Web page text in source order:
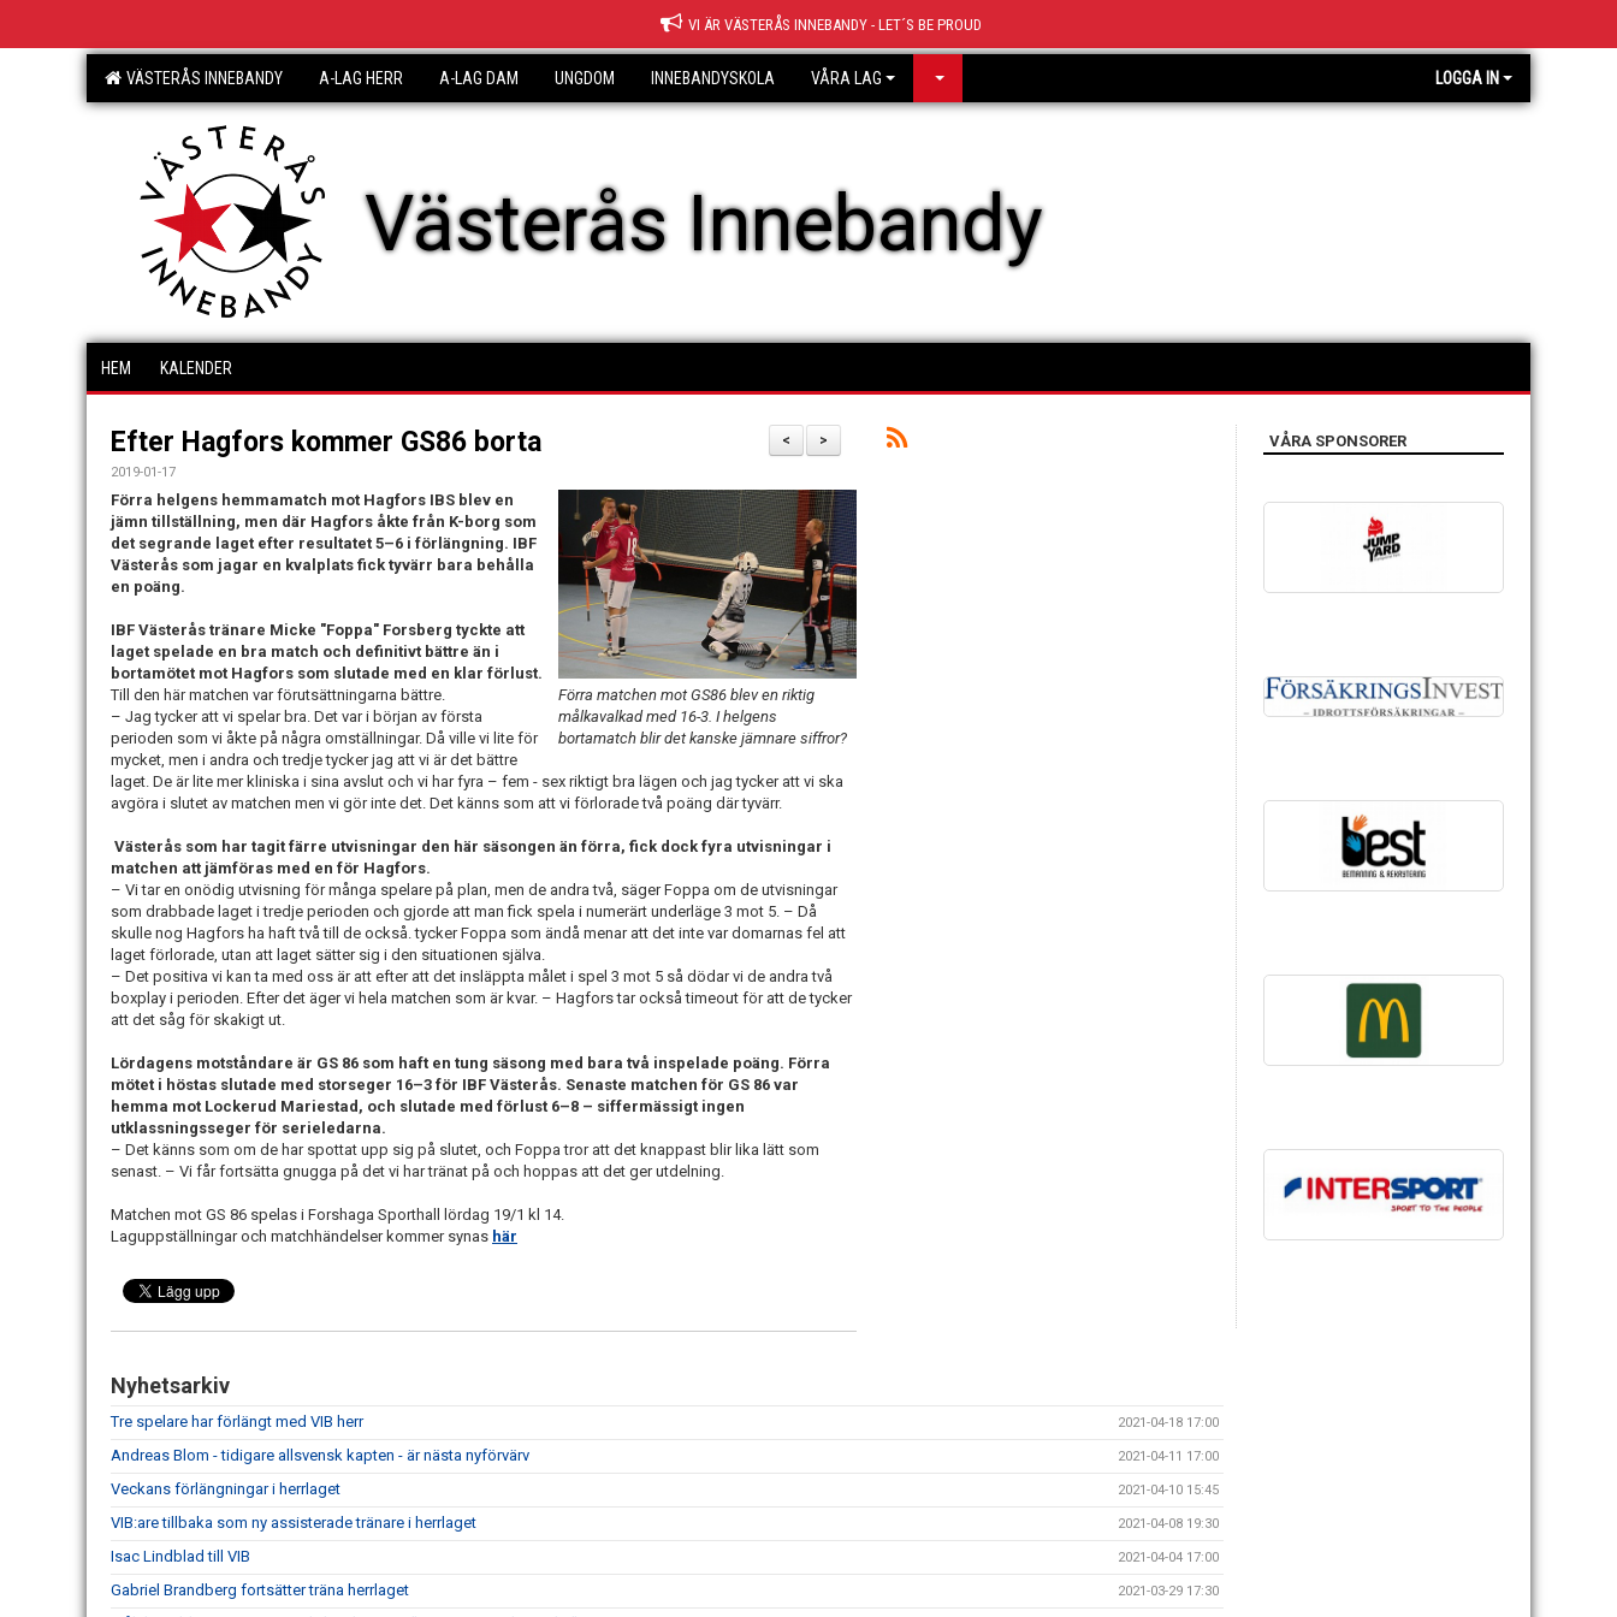
VI ÄR VÄSTERÅS INNEBANDY - LET´S BE PROUD
VÄSTERÅS INNEBANDY A-LAG HERR A-LAG DAM UNGDOM INNEBANDYSKOLA VÅRA LAG LOGGA IN
Västerås Innebandy
HEM KALENDER
>
<
Efter Hagfors kommer GS86 borta
2019-01-17
Förra matchen mot GS86 blev en riktig
målkavalkad med 16-3. I helgens
bortamatch blir det kanske jämnare siffror?
Förra helgens hemmamatch mot Hagfors IBS blev en
jämn tillställning, men där Hagfors åkte från K-borg som
det segrande laget efter resultatet 5–6 i förlängning. IBF
Västerås som jagar en kvalplats fick tyvärr bara behålla
en poäng.
IBF Västerås tränare Micke "Foppa" Forsberg tyckte att
laget spelade en bra match och definitivt bättre än i
bortamötet mot Hagfors som slutade med en klar förlust.
Till den här matchen var förutsättningarna bättre.
– Jag tycker att vi spelar bra. Det var i början av första
perioden som vi åkte på några omställningar. Då ville vi lite för
mycket, men i andra och tredje tycker jag att vi är det bättre
laget. De är lite mer kliniska i sina avslut och vi har fyra – fem - sex riktigt bra lägen och jag tycker att vi ska
avgöra i slutet av matchen men vi gör inte det. Det känns som att vi förlorade två poäng där tyvärr.
Västerås som har tagit färre utvisningar den här säsongen än förra, fick dock fyra utvisningar i
matchen att jämföras med en för Hagfors.
– Vi tar en onödig utvisning för många spelare på plan, men de andra två, säger Foppa om de utvisningar
som drabbade laget i tredje perioden och gjorde att man fick spela i numerärt underläge 3 mot 5. – Då
skulle nog Hagfors ha haft två till de också. tycker Foppa som ändå menar att det inte var domarnas fel att
laget förlorade, utan att laget sätter sig i den situationen själva.
– Det positiva vi kan ta med oss är att efter att det insläppta målet i spel 3 mot 5 så dödar vi de andra två
boxplay i perioden. Efter det äger vi hela matchen som är kvar. – Hagfors tar också timeout för att de tycker
att det såg för skakigt ut.
Lördagens motståndare är GS 86 som haft en tung säsong med bara två inspelade poäng. Förra
mötet i höstas slutade med storseger 16–3 för IBF Västerås. Senaste matchen för GS 86 var
hemma mot Lockerud Mariestad, och slutade med förlust 6–8 – siffermässigt ingen
utklassningsseger för serieledarna.
– Det känns som om de har spottat upp sig på slutet, och Foppa tror att det knappast blir lika lätt som
senast. – Vi får fortsätta gnugga på det vi har tränat på och hoppas att det ger utdelning.
Matchen mot GS 86 spelas i Forshaga Sporthall lördag 19/1 kl 14.
Laguppställningar och matchhändelser kommer synas här
Nyhetsarkiv
Tre spelare har förlängt med VIB herr 2021-04-18 17:00
Andreas Blom - tidigare allsvensk kapten - är nästa nyförvärv 2021-04-11 17:00
Veckans förlängningar i herrlaget 2021-04-10 15:45
VIB:are tillbaka som ny assisterade tränare i herrlaget 2021-04-08 19:30
Isac Lindblad till VIB 2021-04-04 17:00
Gabriel Brandberg fortsätter träna herrlaget 2021-03-29 17:30
VÅRA SPONSORER